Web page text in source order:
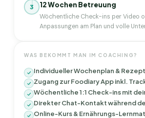
3 12 Wochen Betreuung
Wöchentliche Check-ins per Video
Anpassungen am Plan und volle
WAS BEKOMMT MAN IM COACHING?
Individueller Wochenplan &
Zugang zur Foodiary App inkl.
Wöchentliche 1:1 Check-ins mit
Direkter Chat-Kontakt während
Online-Kurs & Ernährungs-